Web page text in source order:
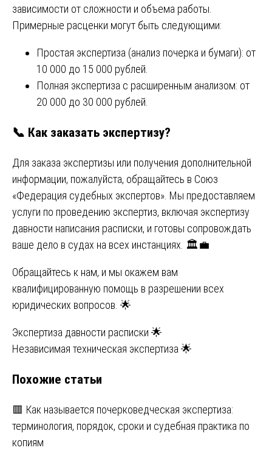
зависимости от сложности и объема работы.
Примерные расценки могут быть следующими:
Простая экспертиза (анализ почерка и бумаги): от
10 000 до 15 000 рублей.
Полная экспертиза с расширенным анализом: от
20 000 до 30 000 рублей.
📞 Как заказать экспертизу?
Для заказа экспертизы или получения дополнительной
информации, пожалуйста, обращайтесь в Союз
«Федерация судебных экспертов». Мы предоставляем
услуги по проведению экспертиз, включая экспертизу
давности написания расписки, и готовы сопровождать
ваше дело в судах на всех инстанциях. 🏛️💼
Обращайтесь к нам, и мы окажем вам
квалифицированную помощь в разрешении всех
юридических вопросов. 🌟
Навигация
записям
Экспертиза давности расписки 🌟
Независимая техническая экспертиза 🌟
Похожие статьи
🟥 Как называется почерковедческая экспертиза:
терминология, порядок, сроки и судебная практика по
копиям